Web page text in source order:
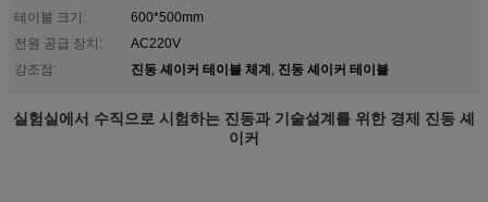
테이블 크기:
600*500mm
전원 공급 장치:
AC220V
강조점:
진동 셰이커 테이블 체계, 진동 셰이커 테이블
실험실에서 수직으로 시험하는 진동과 기술설계를 위한 경제 진동 셰
이커